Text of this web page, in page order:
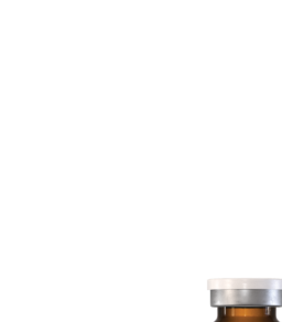
Купить в 1